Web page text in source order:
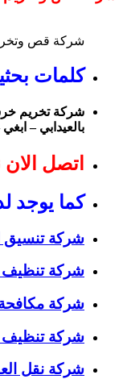
شركة قص
كلمات
شركة تخريم
بالعيدابي –
اتصل الان
كما يوجد
شركة تنسيق
شركة تنظيف
شركة مكافحة
شركة تنظيف
شركة نقل